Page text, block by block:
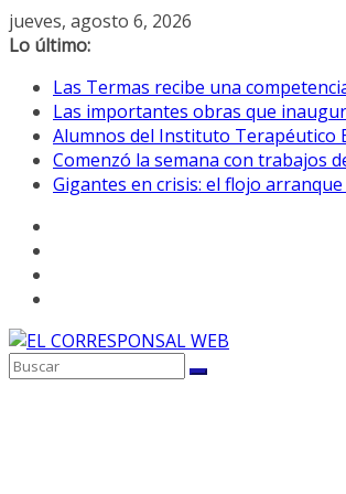
Saltar
al
jueves, agosto 6, 2026
Lo último:
Las Termas recibe una
Las importantes obras que
Alumnos del Instituto Terapéutico
Comenzó la semana con trabajos
Gigantes en crisis: el flojo